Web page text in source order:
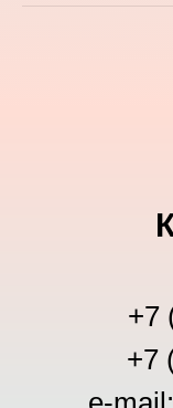
+7
+7